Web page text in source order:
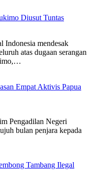
Diusut Tuntas
Indonesia mendesak
atas dugaan serangan
Empat Aktivis Papua
Pengadilan Negeri
bulan penjara kepada
Tambang Ilegal